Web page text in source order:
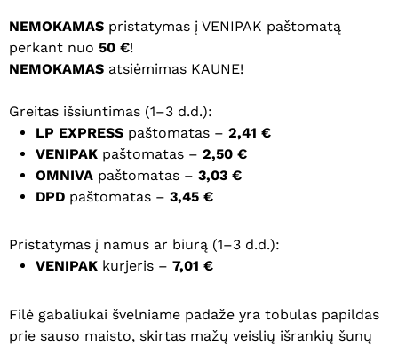
NEMOKAMAS pristatymas į VENIPAK paštomatą
perkant nuo 50 €!
NEMOKAMAS atsiėmimas KAUNE!
Greitas išsiuntimas (1–3 d.d.):
LP EXPRESS paštomatas – 2,41 €
VENIPAK paštomatas – 2,50 €
OMNIVA paštomatas – 3,03 €
DPD paštomatas – 3,45 €
Pristatymas į namus ar biurą (1–3 d.d.):
VENIPAK kurjeris – 7,01 €
Filė gabaliukai švelniame padaže yra tobulas papildas
prie sauso maisto, skirtas mažų veislių išrankių šunų
išsaugoti vardą, el. pašto adresą ir
interneto puslapį, kad jų nebereiktų
įvesti iš naujo, kai kitą kartą vėl norėsiu